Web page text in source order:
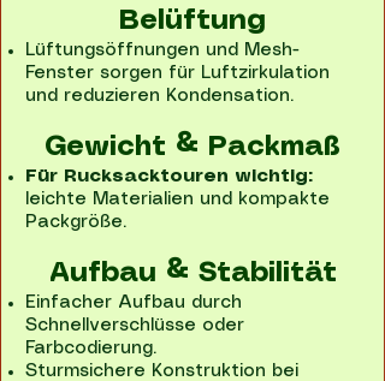
Belüftung​
Lüftungsöffnungen und Mesh-
Fenster sorgen für Luftzirkulation
und reduzieren Kondensation.
Gewicht & Packmaß​
Für Rucksacktouren wichtig:
leichte Materialien und kompakte
Packgröße.
Aufbau & Stabilität​
Einfacher Aufbau durch
Schnellverschlüsse oder
Farbcodierung.
Sturmsichere Konstruktion bei